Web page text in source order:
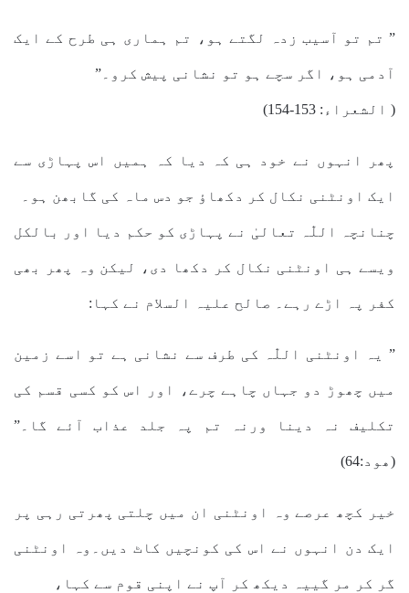
” تم تو آسیب زدہ لگتے ہو، تم ہماری ہی طرح کے ایک
آدمی ہو، اگر سچے ہو تو نشانی پیش کرو۔”
( الشعراء: 153-154)
پھر انہوں نے خود ہی کہ دیا کہ ہمیں اس پہاڑی سے
ایک اونٹنی نکال کر دکھاؤ جو دس ماہ کی گابھن ہو۔
چنانچہ اللّٰہ تعالیٰ نے پہاڑی کو حکم دیا اور بالکل
ویسے ہی اونٹنی نکال کر دکھا دی، لیکن وہ پھر بھی
کفر پہ اڑے رہے۔ صالح علیہ السلام نے کہا:
” یہ اونٹنی اللّٰہ کی طرف سے نشانی ہے تو اسے زمین
میں چھوڑ دو جہاں چاہے چرے، اور اس کو کسی قسم کی
تکلیف نہ دینا ورنہ تم پہ جلد عذاب آئے گا۔”
(ھود:64)
خیر کچھ عرصے وہ اونٹنی ان میں چلتی پھرتی رہی پر
ایک دن انہوں نے اس کی کونچیں کاٹ دیں۔وہ اونٹنی
گر کر مر گییہ دیکھ کر آپ نے اپنی قوم سے کہا،